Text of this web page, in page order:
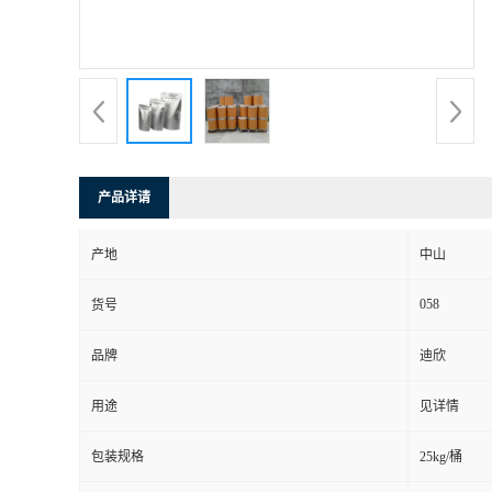
产品详请
产地 中山
货号 058
品牌 迪欣
用途 见详情
包装规格 25kg/桶